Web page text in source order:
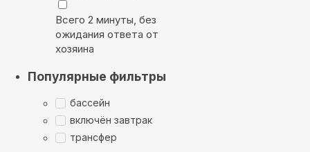
Всего 2 минуты, без
ожидания ответа от
хозяина
Популярные фильтры
бассейн
включён завтрак
трансфер